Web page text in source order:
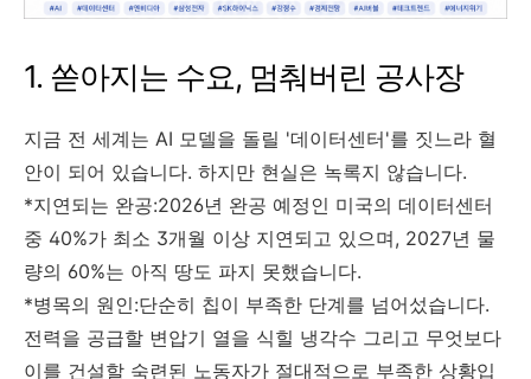
1. 쏟아지는 수요, 멈춰버린 공사장
지금 전 세계는 AI 모델을 돌릴 '데이터센터'를 짓느라 혈
안이 되어 있습니다. 하지만 현실은 녹록지 않습니다.
*지연되는 완공:2026년 완공 예정인 미국의 데이터센터
중 40%가 최소 3개월 이상 지연되고 있으며, 2027년 물
량의 60%는 아직 땅도 파지 못했습니다.
*병목의 원인:단순히 칩이 부족한 단계를 넘어섰습니다.
전력을 공급할 변압기 열을 식힐 냉각수 그리고 무엇보다
이를 건설할 숙련된 노동자가 절대적으로 부족한 상황입